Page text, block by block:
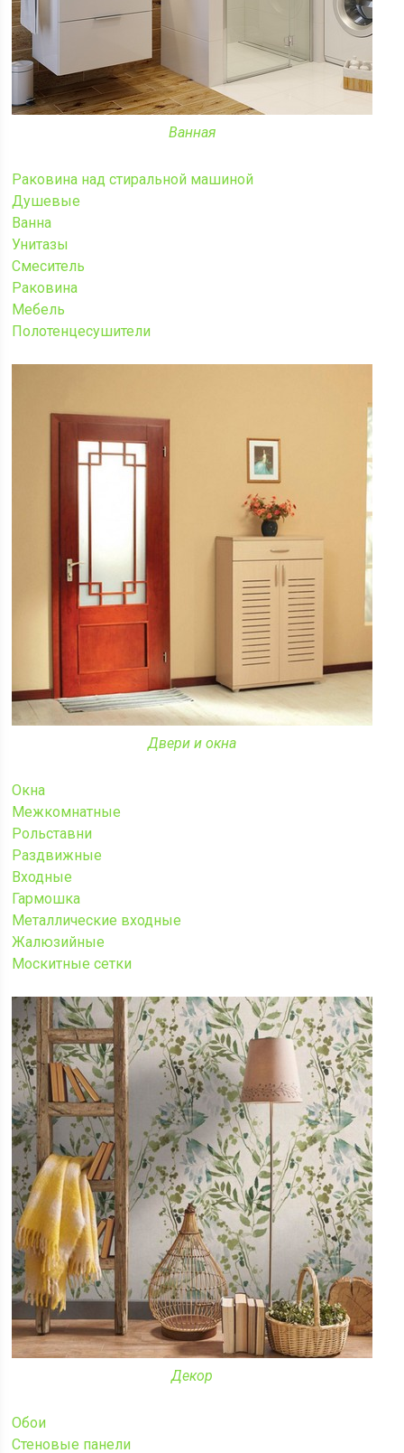
Ванная
Раковина над стиральной машиной
Душевые
Ванна
Унитазы
Смеситель
Раковина
Мебель
Полотенцесушители
Двери и окна
Окна
Межкомнатные
Рольставни
Раздвижные
Входные
Гармошка
Металлические входные
Жалюзийные
Москитные сетки
Декор
Обои
Стеновые панели